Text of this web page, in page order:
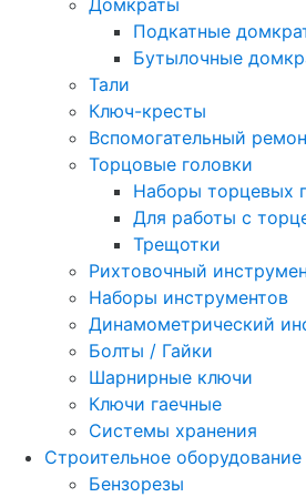
Домкраты
Подкатные
Бутылочные
Тали
Ключ-кресты
Вспомогательный
Торцовые головки
Наборы торцевых
Для работы с
Трещотки
Рихтовочный
Наборы инструментов
Динамометрический
Болты / Гайки
Шарнирные ключи
Ключи гаечные
Системы хранения
Строительное оборудование
Бензорезы